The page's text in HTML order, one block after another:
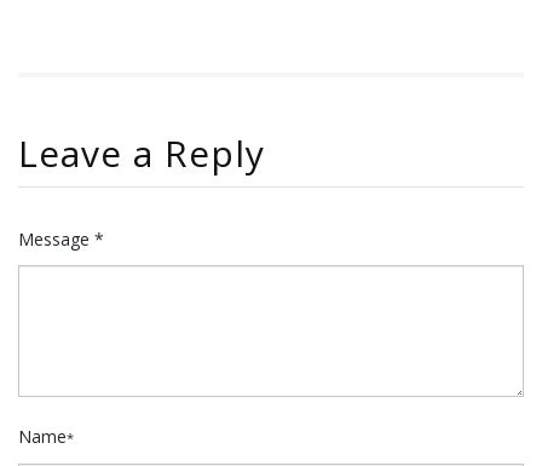
Leave a Reply
Message *
Name*